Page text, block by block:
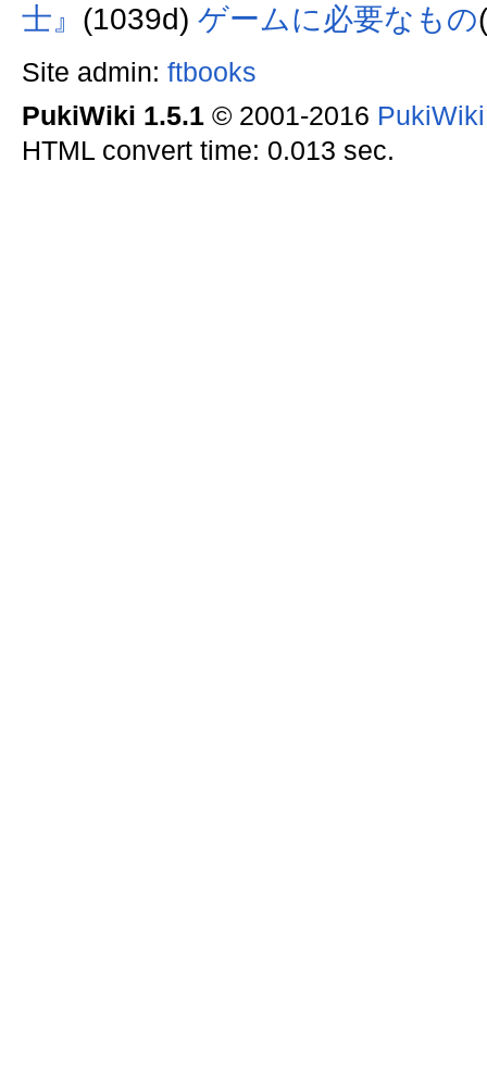
士』 (1039d) ゲームに必要なもの
Site admin: ftbooks
PukiWiki 1.5.1© 2001-2016
HTML convert time: 0.013 sec.